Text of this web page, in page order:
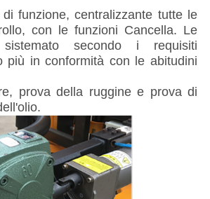
funzione, centralizzante tutte le
con le funzioni Cancella. Le
secondo i requisiti
più in conformità con le abitudini
prova della ruggine e prova di